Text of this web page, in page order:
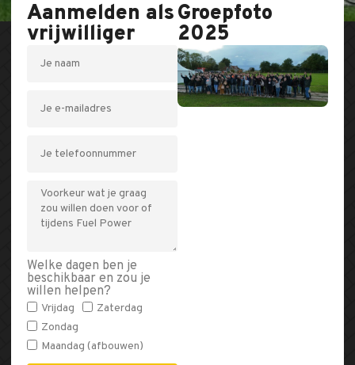
Aanmelden als
vrijwilliger
Welke dagen ben je
beschikbaar en zou je
willen helpen?
Vrijdag
Zaterdag
Zondag
Maandag (afbouwen)
Groepfoto
2025